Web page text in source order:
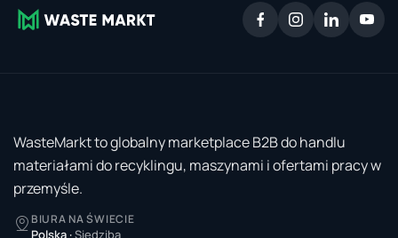
WasteMarkt to globalny marketplace B2B do handlu
materiałami do recyklingu, maszynami i ofertami pracy w
przemyśle.
BIURA NA ŚWIECIE
Polska ·Siedziba